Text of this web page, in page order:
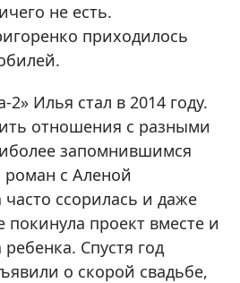
не есть.
приходилось
Илья стал в 2014 году.
отношения с разными
запомнившимся
роман с Аленой
ссорилась и даже
покинула проект вместе и
ребенка. Спустя год
о скорой свадьбе,